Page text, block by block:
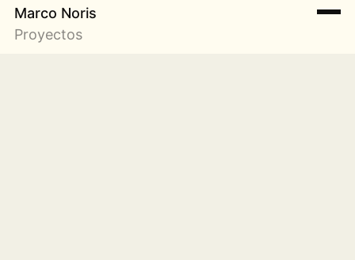
Marco Noris
Proyectos